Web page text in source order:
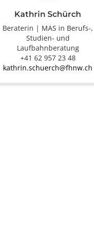
Kathrin Schürch
Beraterin | MAS in Berufs-,
Studien- und
Laufbahnberatung
+41 62 957 23 48
kathrin.schuerch@fhnw.ch